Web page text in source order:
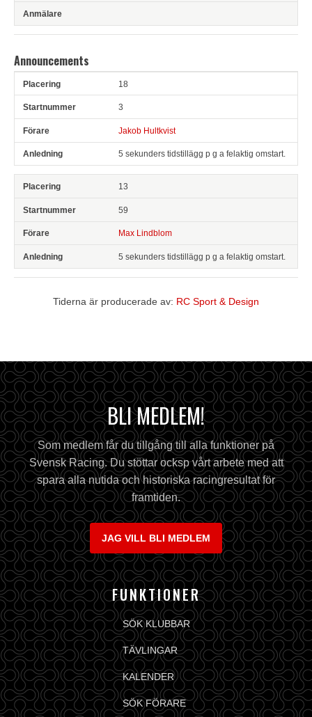
Announcements
Pl Snr Anledning
18
3
Jakob Hultkvist
5 sekunders tidstillägg p g a felaktig omstart.
13
59
Max Lindblom
5 sekunders tidstillägg p g a felaktig omstart.
Tiderna är producerade av: RC Sport & Design
BLI MEDLEM!
Som medlem får du tillgång till alla funktioner på
Svensk Racing. Du stöttar ocksp vårt arbete med att
spara alla nutida och historiska racingresultat för
framtiden.
JAG VILL BLI MEDLEM
FUNKTIONER
SÖK KLUBBAR
TÄVLINGAR
KALENDER
SÖK FÖRARE